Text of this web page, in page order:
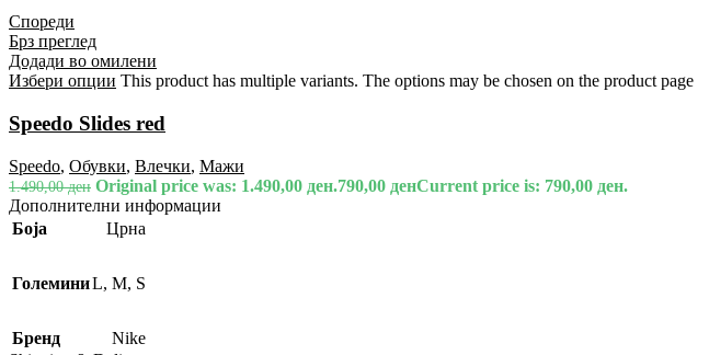
Спореди
Брз преглед
Додади во омилени
Избери опции This product has multiple variants. The options may be chosen on the product page
Speedo Slides red
Speedo, Обувки, Влечки, Мажи
1.490,00ден Original price was: 1.490,00 ден.790,00 денCurrent price is: 790,00 ден.
Дополнителни информации
Боја
Црна
ГолеминиL, M, S
Бренд
Nike